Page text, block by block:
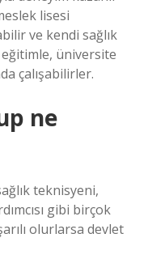
lisesi
ve kendi sağlık
üniversite
çalışabilirler.
ne
teknisyeni,
gibi birçok
olurlarsa devlet